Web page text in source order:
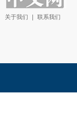
关于我们 联系我们